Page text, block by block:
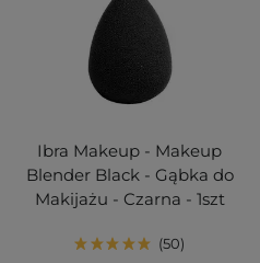
Ibra Makeup - Makeup
Blender Black - Gąbka do
Makijażu - Czarna - 1szt
50